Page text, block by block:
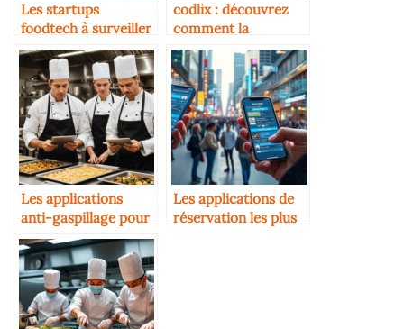
Les startups
foodtech à surveiller
en 2025
codlix : découvrez
comment la
technologie
transforme
l’expérience culinaire
en 2025
Les applications
anti-gaspillage pour
restaurants
Les applications de
réservation les plus